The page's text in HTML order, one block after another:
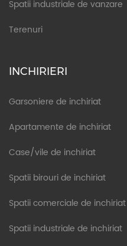
Spatii industriale de vanzare
Terenuri
INCHIRIERI
Garsoniere de inchiriat
Apartamente de inchiriat
Case/vile de inchiriat
Spatii birouri de inchiriat
Spatii comerciale de inchiriat
Spatii industriale de inchiriat